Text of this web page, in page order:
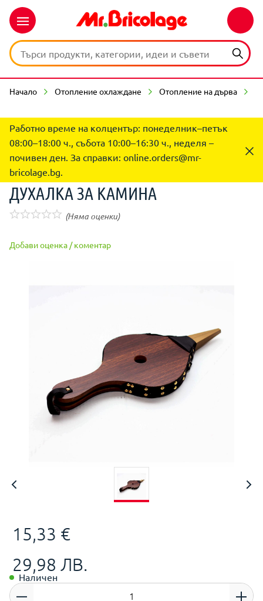
Начало Отопление охлаждане Отопление на дърва
Работно време на колцентър: понеделник–петък
08:00–18:00 ч., събота 10:00–16:30 ч., неделя –
почивен ден. За справки: online.orders@mr-
bricolage.bg.
ДУХАЛКА ЗА КАМИНА
(Няма оценки)
Добави оценка / коментар
15,33 €
29,98 ЛВ.
Наличен